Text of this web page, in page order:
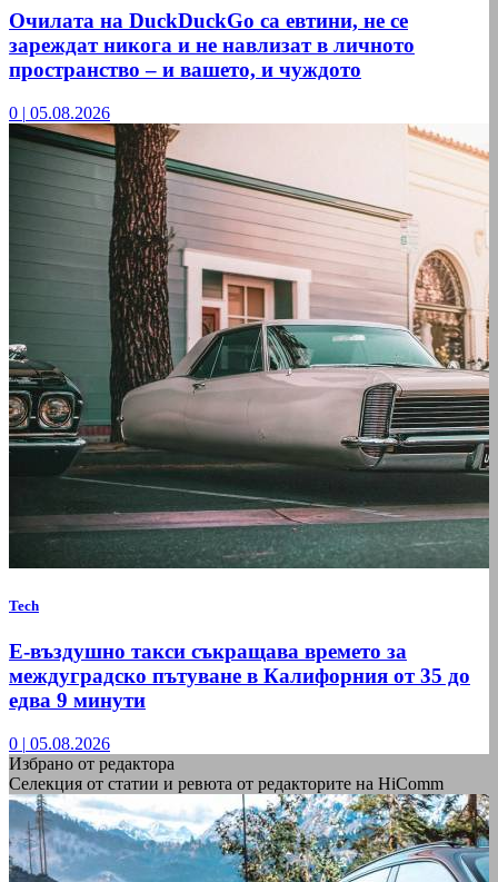
Очилата на DuckDuckGo са евтини, не се
зареждат никога и не навлизат в личното
пространство – и вашето, и чуждото
0 | 05.08.2026
Tech
Е-въздушно такси съкращава времето за
междуградско пътуване в Калифорния от 35 до
едва 9 минути
0 | 05.08.2026
Избрано от редактора
Селекция от статии и ревюта от редакторите на HiComm